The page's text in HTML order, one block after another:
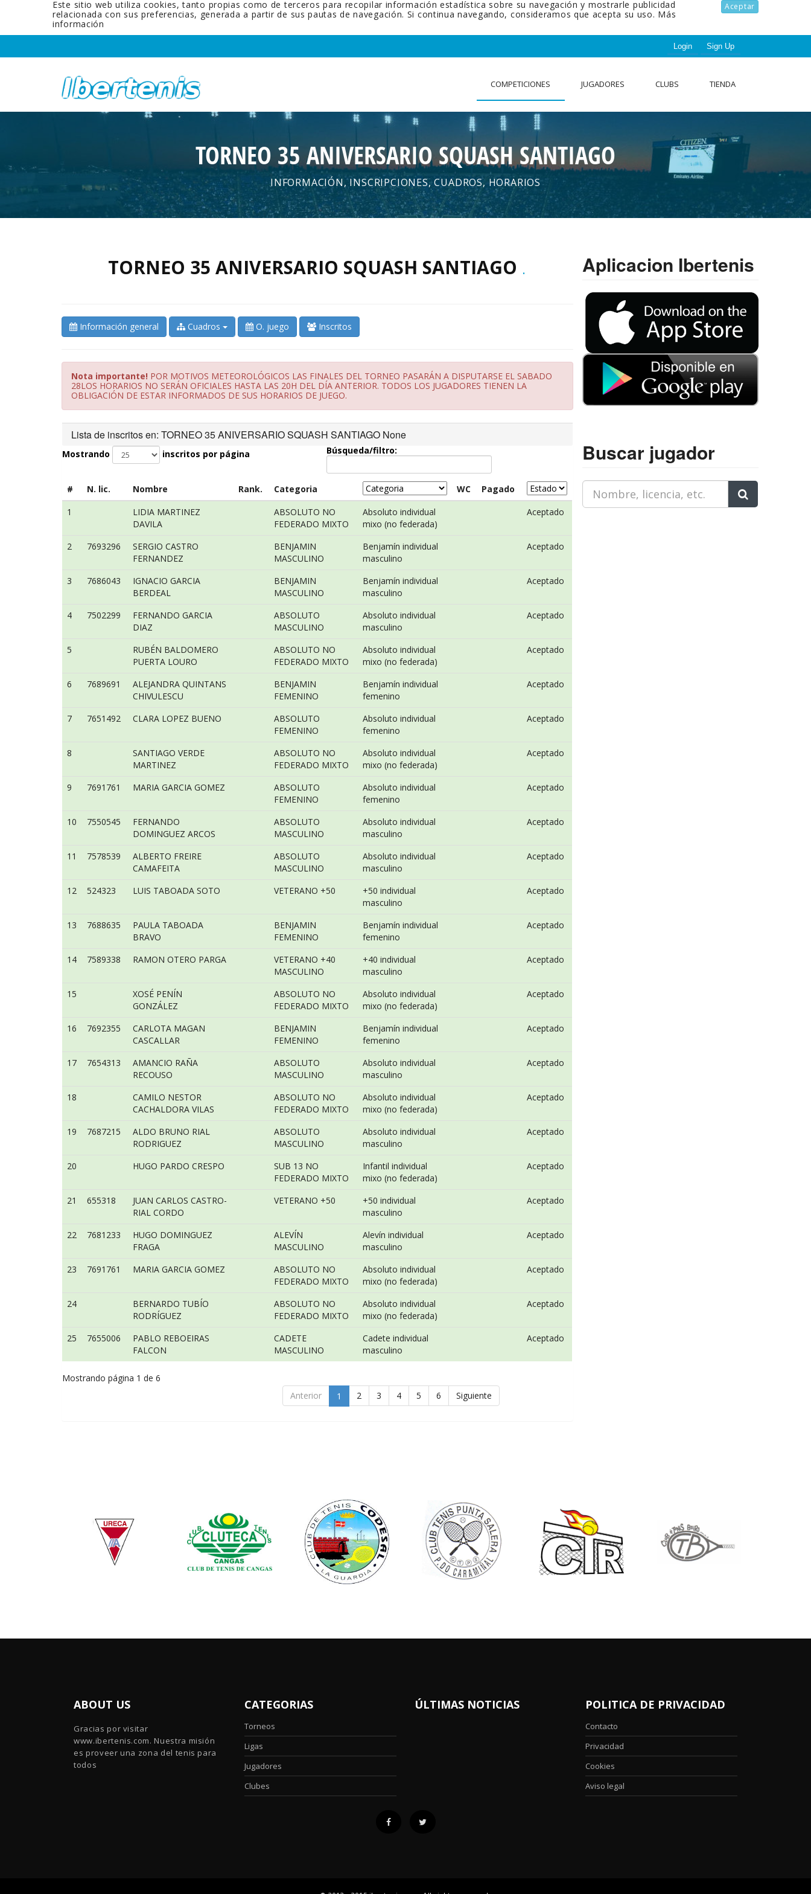
Aceptar
Este sitio web utiliza cookies, tanto propias como de terceros para recopilar información estadística sobre su navegación y mostrarle publicidad
relacionada con sus preferencias, generada a partir de sus pautas de navegación. Si continua navegando, consideramos que acepta su uso. Más
información
Login Sign Up
COMPETICIONES JUGADORES CLUBS TIENDA
TORNEO 35 ANIVERSARIO SQUASH SANTIAGO
INFORMACIÓN, INSCRIPCIONES, CUADROS, HORARIOS
TORNEO 35 ANIVERSARIO SQUASH SANTIAGO .
Información general Cuadros O. juego Inscritos
Nota importante! POR MOTIVOS METEOROLÓGICOS LAS FINALES DEL TORNEO PASARÁN A DISPUTARSE EL SABADO
28LOS HORARIOS NO SERÁN OFICIALES HASTA LAS 20H DEL DÍA ANTERIOR. TODOS LOS JUGADORES TIENEN LA
OBLIGACIÓN DE ESTAR INFORMADOS DE SUS HORARIOS DE JUEGO.
Lista de inscritos en: TORNEO 35 ANIVERSARIO SQUASH SANTIAGO None
Mostrando inscritos por página Búsqueda/filtro:
# N. lic. Nombre Rank. Categoria WC
Pagado
1
LIDIA MARTINEZ
DAVILA
ABSOLUTO NO
FEDERADO MIXTO
Absoluto individual
mixo (no federada)
Aceptado
2 7693296
SERGIO CASTRO
FERNANDEZ
BENJAMIN
MASCULINO
Benjamín individual
masculino
Aceptado
3 7686043
IGNACIO GARCIA
BERDEAL
BENJAMIN
MASCULINO
Benjamín individual
masculino
Aceptado
4 7502299
FERNANDO GARCIA
DIAZ
ABSOLUTO
MASCULINO
Absoluto individual
masculino
Aceptado
5
RUBÉN BALDOMERO
PUERTA LOURO
ABSOLUTO NO
FEDERADO MIXTO
Absoluto individual
mixo (no federada)
Aceptado
6 7689691
ALEJANDRA QUINTANS
CHIVULESCU
BENJAMIN
FEMENINO
Benjamín individual
femenino
Aceptado
7 7651492 CLARA LOPEZ BUENO
ABSOLUTO
FEMENINO
Absoluto individual
femenino
Aceptado
8
SANTIAGO VERDE
MARTINEZ
ABSOLUTO NO
FEDERADO MIXTO
Absoluto individual
mixo (no federada)
Aceptado
9 7691761 MARIA GARCIA GOMEZ
ABSOLUTO
FEMENINO
Absoluto individual
femenino
Aceptado
10 7550545
FERNANDO
DOMINGUEZ ARCOS
ABSOLUTO
MASCULINO
Absoluto individual
masculino
Aceptado
11 7578539
ALBERTO FREIRE
CAMAFEITA
ABSOLUTO
MASCULINO
Absoluto individual
masculino
Aceptado
12 524323 LUIS TABOADA SOTO VETERANO +50
+50 individual
masculino
Aceptado
13 7688635
PAULA TABOADA
BRAVO
BENJAMIN
FEMENINO
Benjamín individual
femenino
Aceptado
14 7589338 RAMON OTERO PARGA
VETERANO +40
MASCULINO
+40 individual
masculino
Aceptado
15
XOSÉ PENÍN
GONZÁLEZ
ABSOLUTO NO
FEDERADO MIXTO
Absoluto individual
mixo (no federada)
Aceptado
16 7692355
CARLOTA MAGAN
CASCALLAR
BENJAMIN
FEMENINO
Benjamín individual
femenino
Aceptado
17 7654313
AMANCIO RAÑA
RECOUSO
ABSOLUTO
MASCULINO
Absoluto individual
masculino
Aceptado
18
CAMILO NESTOR
CACHALDORA VILAS
ABSOLUTO NO
FEDERADO MIXTO
Absoluto individual
mixo (no federada)
Aceptado
19 7687215
ALDO BRUNO RIAL
RODRIGUEZ
ABSOLUTO
MASCULINO
Absoluto individual
masculino
Aceptado
20 HUGO PARDO CRESPO
SUB 13 NO
FEDERADO MIXTO
Infantil individual
mixo (no federada)
Aceptado
21 655318
JUAN CARLOS CASTRO-
RIAL CORDO
VETERANO +50
+50 individual
masculino
Aceptado
22 7681233
HUGO DOMINGUEZ
FRAGA
ALEVÍN
MASCULINO
Alevín individual
masculino
Aceptado
23 7691761 MARIA GARCIA GOMEZ
ABSOLUTO NO
FEDERADO MIXTO
Absoluto individual
mixo (no federada)
Aceptado
24
BERNARDO TUBÍO
RODRÍGUEZ
ABSOLUTO NO
FEDERADO MIXTO
Absoluto individual
mixo (no federada)
Aceptado
25 7655006
PABLO REBOEIRAS
FALCON
CADETE
MASCULINO
Cadete individual
masculino
Aceptado
Mostrando página 1 de 6
Anterior
1 2 3 4 5 6 Siguiente
Aplicacion Ibertenis
Buscar jugador
ABOUT US
Gracias por visitar
www.ibertenis.com. Nuestra misión
es proveer una zona del tenis para
todos
CATEGORIAS
Torneos
Ligas
Jugadores
Clubes
ÚLTIMAS NOTICIAS POLITICA DE PRIVACIDAD
Contacto
Privacidad
Cookies
Aviso legal